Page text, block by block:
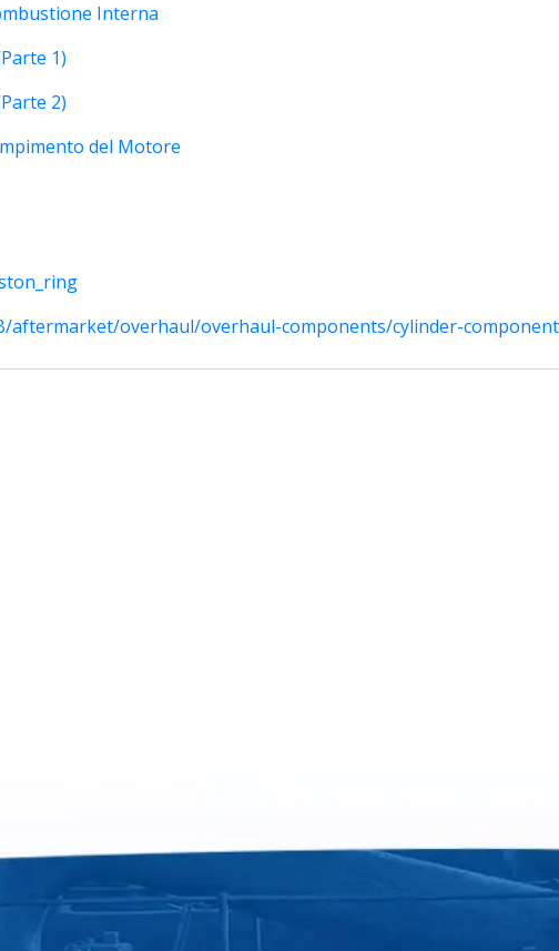
Interna
1)
2)
del Motore
aftermarket/overhaul/overhaul-components/cylinder-